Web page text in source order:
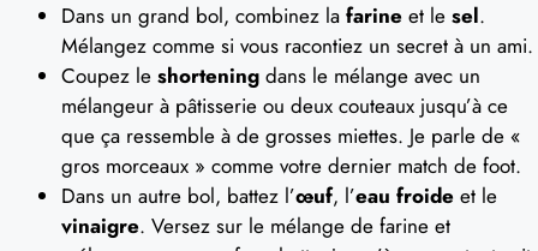
Dans un grand bol, combinez la farine et le sel.
Mélangez comme si vous racontiez un secret à un ami.
Coupez le shortening dans le mélange avec un
mélangeur à pâtisserie ou deux couteaux jusqu’à ce
que ça ressemble à de grosses miettes. Je parle de «
gros morceaux » comme votre dernier match de foot.
Dans un autre bol, battez l’œuf, l’eau froide et le
vinaigre. Versez sur le mélange de farine et